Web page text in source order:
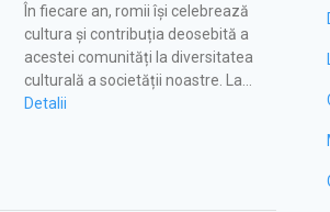
În fiecare an, romii își celebrează
cultura și contribuția deosebită a
acestei comunități la diversitatea
culturală a societății noastre. La…
Detalii